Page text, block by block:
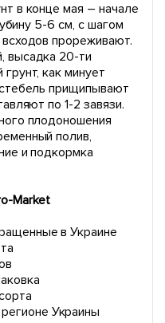
в конце мая – начале
5-6 см, с шагом
прореживают.
высадка 20-ти
как минует
прищипывают
по 1-2 завязи.
плодоношения
полив,
и подкормка
Market
в Украине
Украины